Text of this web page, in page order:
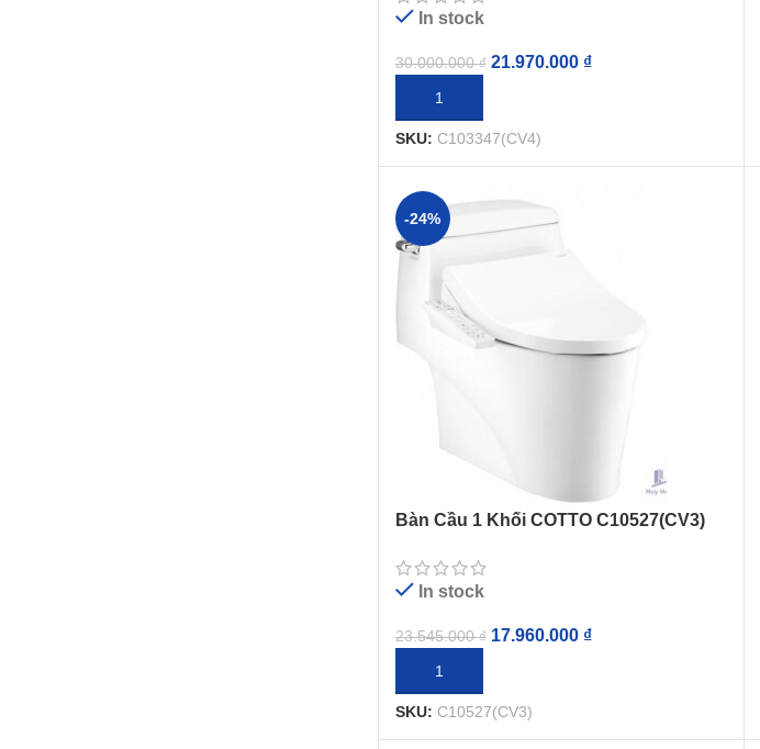
In stock
30.000.000₫ 21.970.000 ₫
THÊM VÀO GIỎ HÀNG
SKU: C103347(CV4)
-24%
Bàn Cầu 1 Khối COTTO C10527(CV3)
In stock
23.545.000₫ 17.960.000 ₫
THÊM VÀO GIỎ HÀNG
SKU: C10527(CV3)